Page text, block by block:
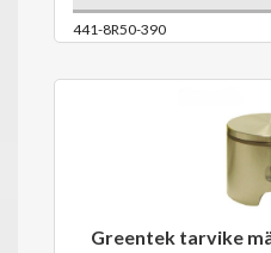
441-8R50-390
Greentek tarvike